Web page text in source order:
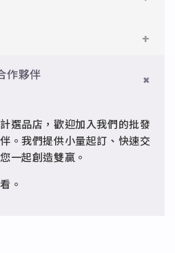
與精美包裝，超商取貨或宅配
優惠，出貨時間約為2個工作
協助處理。
作夥伴
選品店，歡迎加入我們的批發
。我們提供小量起訂、快速交
一起創造雙贏。
。